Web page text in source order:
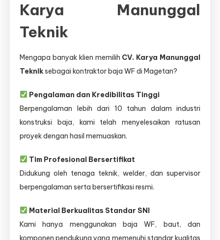
Karya Manunggal
Teknik
Mengapa banyak klien memilih CV. Karya Manunggal
Tekniksebagai kontraktor baja WF di Magetan?
Pengalaman dan Kredibilitas Tinggi
Berpengalaman lebih dari 10 tahun dalam industri
konstruksi baja, kami telah menyelesaikan ratusan
proyek dengan hasil memuaskan.
Tim Profesional Bersertifikat
Didukung oleh tenaga teknik, welder, dan supervisor
berpengalaman serta bersertifikasi resmi.
Material Berkualitas Standar SNI
Kami hanya menggunakan baja WF, baut, dan
komponen pendukung yang memenuhi standar kualitas